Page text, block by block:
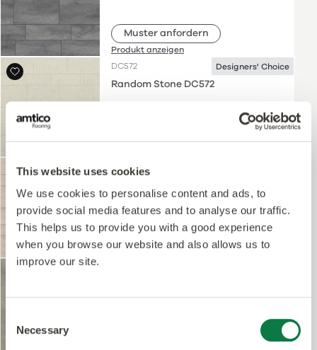
This website uses cookies
We use cookies to personalise content and ads, to
provide social media features and to analyse our traffic.
This helps us to provide you with a good experience
when you browse our website and also allows us to
improve our site.
Selection
Necessary
Muster anfordern
Produkt anzeigen
DC572
Designers' Choice
Random Stone DC572
DC573
Muster anfordern
Produkt anzeigen